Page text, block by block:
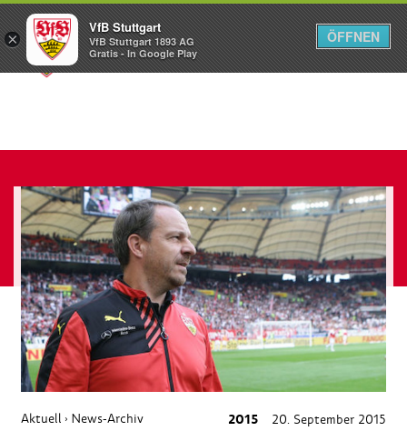
Menü
Aktuell › News-Archiv 2015 20. September 2015
×
VfB Stuttgart
VfB Stuttgart 1893 AG
Gratis - In Google Play
ÖFFNEN